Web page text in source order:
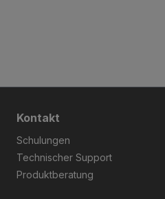
Kontakt
Schulungen
Technischer Support
Produktberatung